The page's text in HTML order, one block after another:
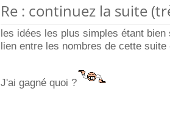
Re : continuez la suite
les idées les plus simples étant
lien entre les nombres de cette
J'ai gagné quoi ?